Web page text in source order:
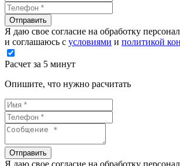
Отправить
Я даю свое согласие на обработку
и соглашаюсь с условиями и политикой
Расчет за 5 минут
Опишите, что нужно расчитать
Отправить
Я даю свое согласие на обработку